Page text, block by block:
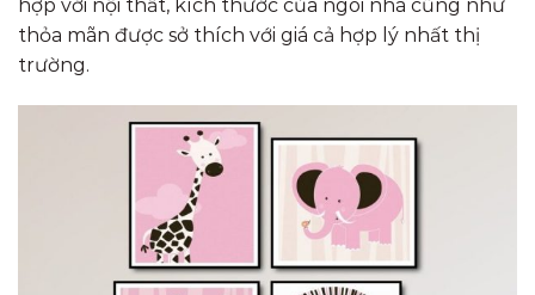
hợp với nội thất, kích thước của ngôi nhà cũng như
thỏa mãn được sở thích với giá cả hợp lý nhất thị
trường.